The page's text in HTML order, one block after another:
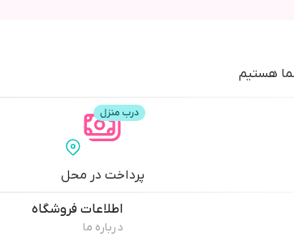
هستیم
پرداخت در محل
اطلاعات فروشگاه
درباره ما